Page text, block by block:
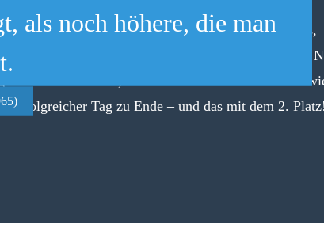
Stunden
haben.
als noch höhere, die man
Schülerinnen und Schüler des 9.
Spiel am Theaterwettbewerb teilgenommen haben.
Ausfällen, dem anschließenden Finale
erfolgreicher Tag zu Ende – und das mit dem 2. Platz!